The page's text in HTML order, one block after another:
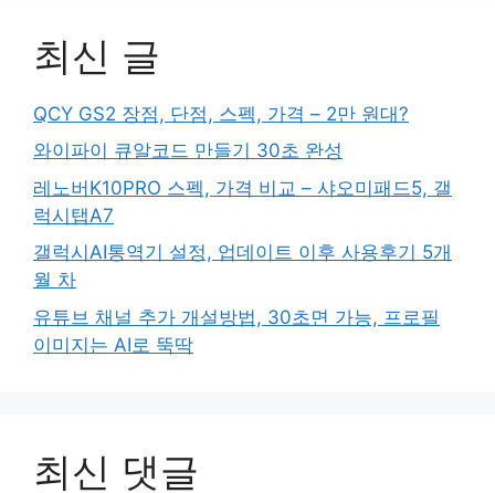
최신 글
QCY GS2 장점, 단점, 스펙, 가격 – 2만 원대?
와이파이 큐알코드 만들기 30초 완성
레노버K10PRO 스펙, 가격 비교 – 샤오미패드5, 갤
럭시탭A7
갤럭시AI통역기 설정, 업데이트 이후 사용후기 5개
월 차
유튜브 채널 추가 개설방법, 30초면 가능, 프로필
이미지는 AI로 뚝딱
최신 댓글